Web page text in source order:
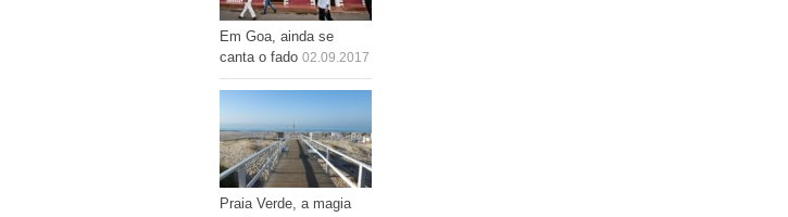
Em Goa, ainda se
canta o fado 02.09.2017
Praia Verde, a magia